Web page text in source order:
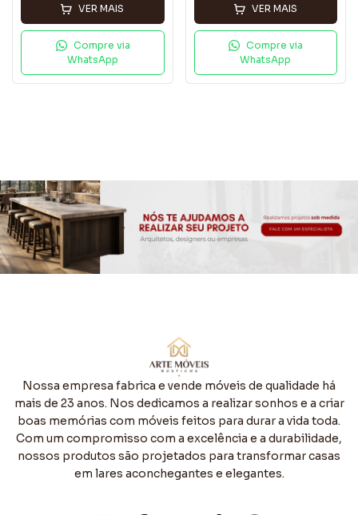
VER MAIS
Compre via
WhatsApp
VER MAIS
Compre via
WhatsApp
Nossa empresa fabrica e vende móveis de qualidade há
mais de 23 anos. Nos dedicamos a realizar sonhos e a criar
boas memórias com móveis feitos para durar a vida toda.
Com um compromisso com a excelência e a durabilidade,
nossos produtos são projetados para transformar casas
em lares aconchegantes e elegantes.